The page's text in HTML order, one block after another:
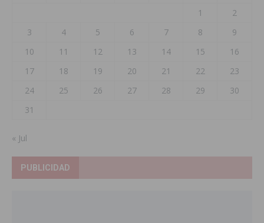
1
2
3
4 5 6 7 8
9
10
11 12 13 14 15
16
17
18 19 20 21 22
23
24
25 26 27 28 29
30
31
« Jul
PUBLICIDAD